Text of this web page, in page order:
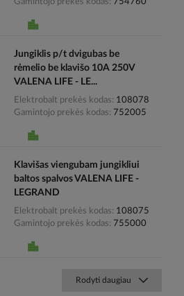
Jungiklis p/t dvigubas be
rėmelio be klavišo 10A 250V
VALENA LIFE - LE...
Elektrobalt prekės kodas
108078
Gamintojo prekės kodas
752005
Klavišas viengubam jungikliui
baltos spalvos VALENA LIFE -
LEGRAND
Elektrobalt prekės kodas
108075
Gamintojo prekės kodas
755000
Rodyti daugiau